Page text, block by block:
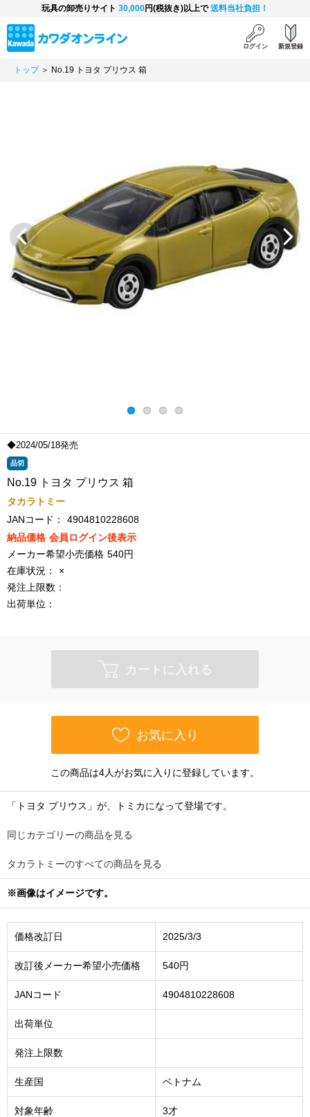
玩具の卸売りサイト 30,000円(税抜き)以上で送料当社負担！
ログイン 新規登録
トップ＞ No.19 トヨタ プリウス 箱
Previous Next
◆2024/05/18発売
品切
No.19 トヨタ プリウス 箱
タカラトミー
JANコード：
4904810228608
納品価格 会員ログイン後表示
メーカー希望小売価格 540円
在庫状況：
×
発注上限数：
出荷単位：
カートに入れる
お気に入り
この商品は4人がお気に入りに登録しています。
「トヨタ プリウス」が、トミカになって登場です。
同じカテゴリーの商品を見る
タカラトミーのすべての商品を見る
※画像はイメージです。
価格改訂日 2025/3/3
改訂後メーカー希望小売価格 540円
JANコード 4904810228608
出荷単位
発注上限数
生産国 ベトナム
対象年齢 3才